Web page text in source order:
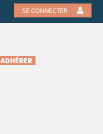
SE CONNECTER
ADHÉRER